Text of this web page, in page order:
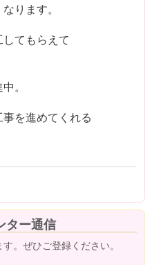
ります。
てもらえて
。
を進めてくれる
ター通信
。ぜひご登録ください。